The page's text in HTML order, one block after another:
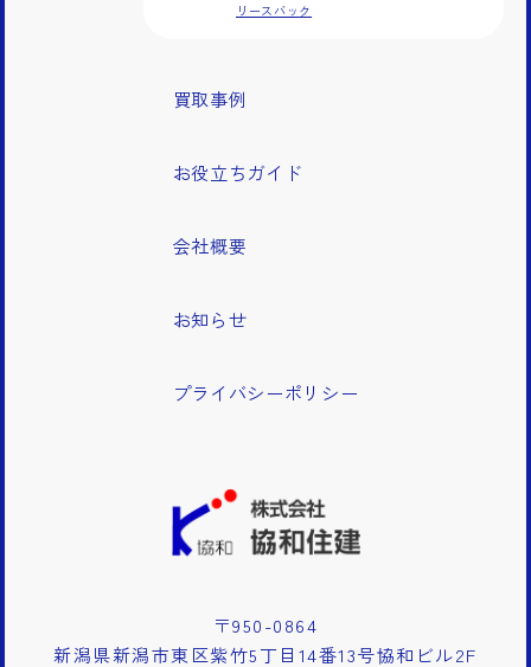
リースバック
買取事例
お役立ちガイド
会社概要
お知らせ
プライバシーポリシー
〒950-0864
新潟県新潟市東区紫竹5丁目14番13号協和ビル2F